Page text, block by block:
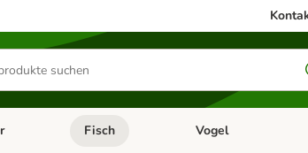
Menü öffnen: Hundefutter & Zubehör
Kategorie-Menü öffnen: Kleintier
Fisch Kategorie-Menü
Vogel